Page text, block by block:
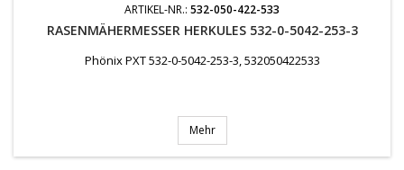
ARTIKEL-NR.: 532-050-422-533
RASENMÄHERMESSER HERKULES 532-0-5042-253-3
Phönix PXT 532-0-5042-253-3, 532050422533
Mehr